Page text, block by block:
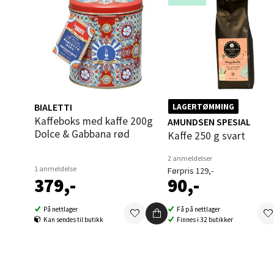
BIALETTI
Kaffeboks med kaffe 200g
Dolce & Gabbana rød
1 anmeldelse
379,-
På nettlager
Kan sendes til butikk
LAGERTØMMING
AMUNDSEN SPESIAL
Kaffe 250 g svart
2 anmeldelser
Førpris 129,-
90,-
Få på nettlager
Finnes i 32 butikker
Åpent
Thon